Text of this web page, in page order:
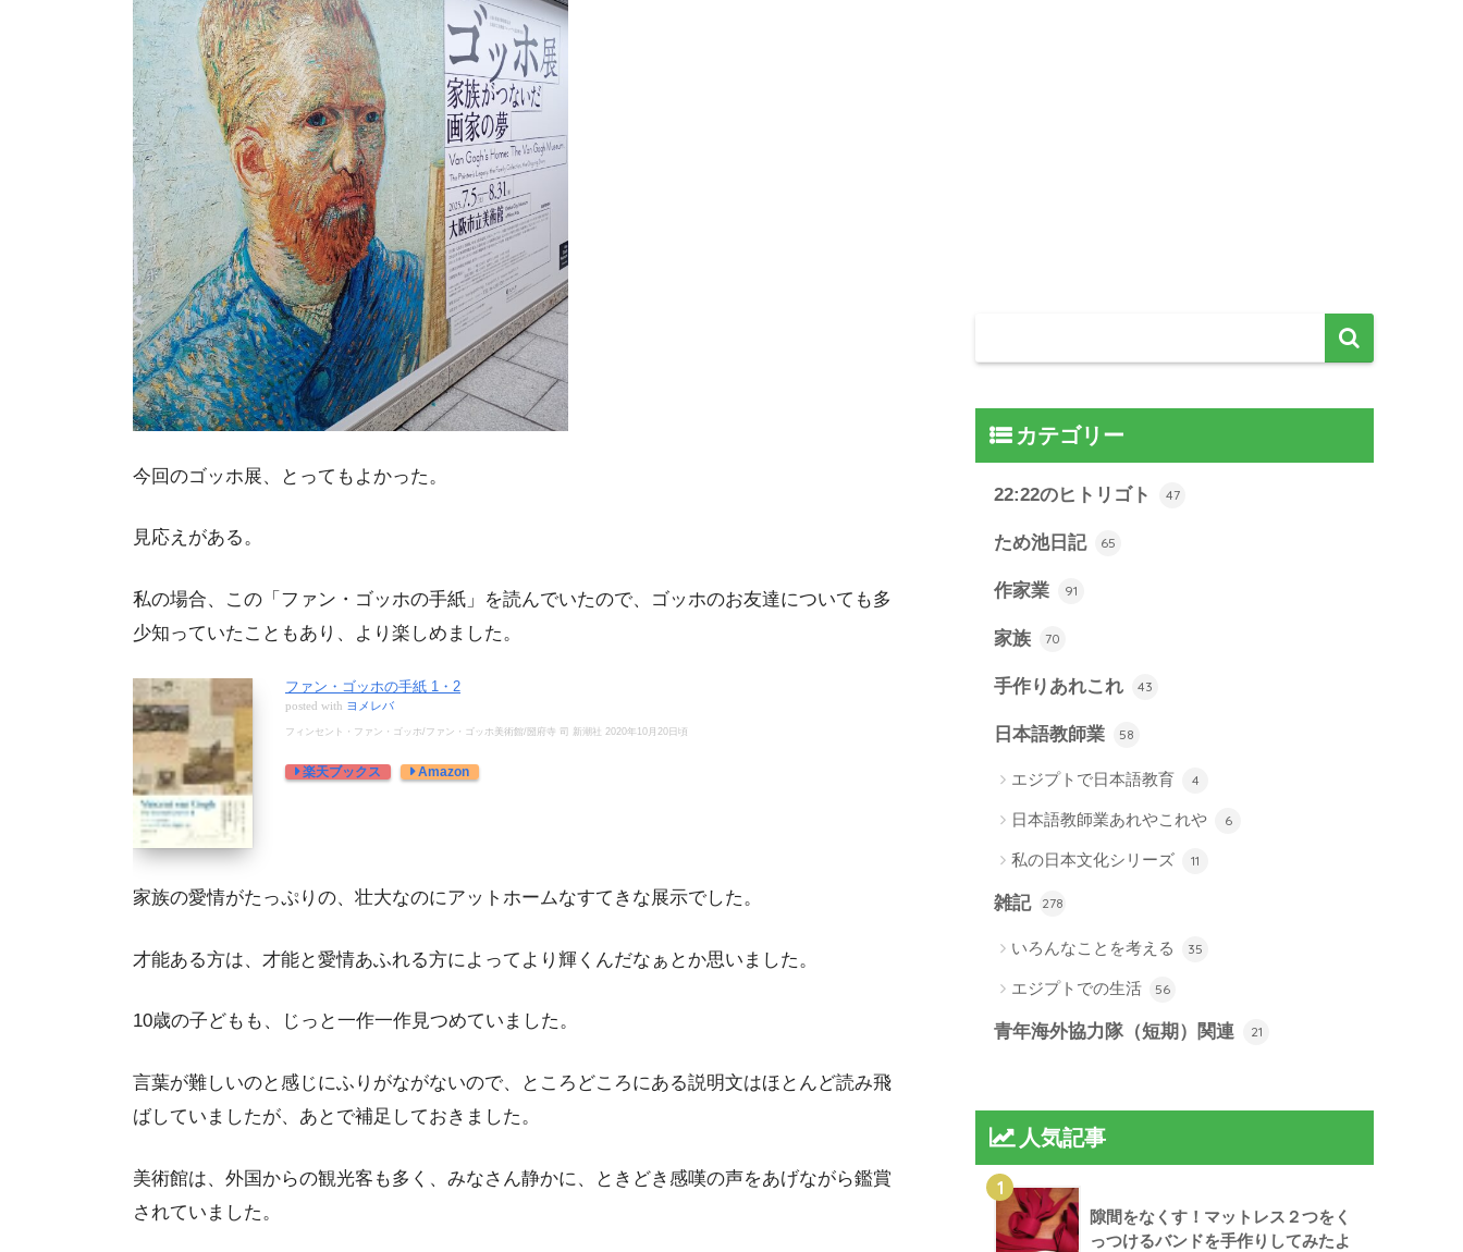
今回のゴッホ展、とってもよかった。
見応えがある。
私の場合、この「ファン・ゴッホの手紙」を読んでいたので、ゴッホのお友達についても多
少知っていたこともあり、より楽しめました。
ファン・ゴッホの手紙 1・2
posted with ヨメレバ
フィンセント・ファン・ゴッホ/ファン・ゴッホ美術館/圀府寺 司 新潮社 2020年10月20日頃
楽天ブックス Amazon
家族の愛情がたっぷりの、壮大なのにアットホームなすてきな展示でした。
才能ある方は、才能と愛情あふれる方によってより輝くんだなぁとか思いました。
10歳の子どもも、じっと一作一作見つめていました。
言葉が難しいのと感じにふりがながないので、ところどころにある説明文はほとんど読み飛
ばしていましたが、あとで補足しておきました。
美術館は、外国からの観光客も多く、みなさん静かに、ときどき感嘆の声をあげながら鑑賞
されていました。
カテゴリー
22:22のヒトリゴト 47
ため池日記 65
作家業 91
家族 70
手作りあれこれ 43
日本語教師業 58
エジプトで日本語教育 4
日本語教師業あれやこれや 6
私の日本文化シリーズ 11
雑記 278
いろんなことを考える 35
エジプトでの生活 56
青年海外協力隊（短期）関連 21
人気記事
1
隙間をなくす！マットレス２つをく
っつけるバンドを手作りしてみたよ